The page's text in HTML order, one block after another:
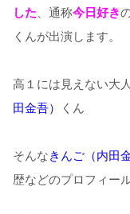
した 、通称今日好き
くんが出演します。
高１には見えない大
田金吾）
くん
そんなきんご（内田金
歴などのプロフィー